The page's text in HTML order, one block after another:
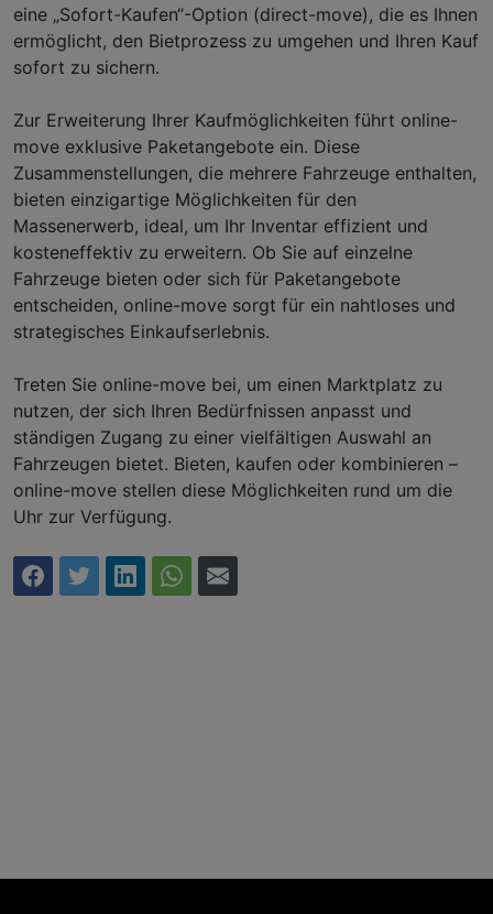
eine „Sofort-Kaufen“-Option (direct-move), die es Ihnen
ermöglicht, den Bietprozess zu umgehen und Ihren Kauf
sofort zu sichern.
Zur Erweiterung Ihrer Kaufmöglichkeiten führt online-
move exklusive Paketangebote ein. Diese
Zusammenstellungen, die mehrere Fahrzeuge enthalten,
bieten einzigartige Möglichkeiten für den
Massenerwerb, ideal, um Ihr Inventar effizient und
kosteneffektiv zu erweitern. Ob Sie auf einzelne
Fahrzeuge bieten oder sich für Paketangebote
entscheiden, online-move sorgt für ein nahtloses und
strategisches Einkaufserlebnis.
Treten Sie online-move bei, um einen Marktplatz zu
nutzen, der sich Ihren Bedürfnissen anpasst und
ständigen Zugang zu einer vielfältigen Auswahl an
Fahrzeugen bietet. Bieten, kaufen oder kombinieren –
online-move stellen diese Möglichkeiten rund um die
Uhr zur Verfügung.